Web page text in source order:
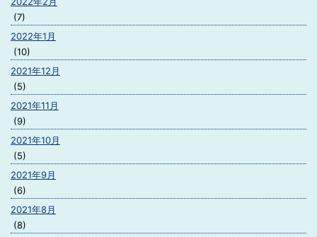
(7)
2022年1月
(10)
2021年12月
(5)
2021年11月
(9)
2021年10月
(5)
2021年9月
(6)
2021年8月
(8)